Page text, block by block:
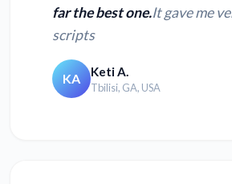
far the best one.It gave me
scripts
KA Keti A.
Tbilisi, GA, USA